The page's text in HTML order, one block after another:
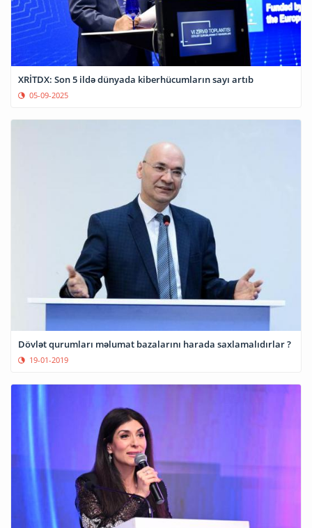
XRİTDX: Son 5 ildə dünyada kiberhücumların sayı artıb
05-09-2025
Dövlət qurumları məlumat bazalarını harada saxlamalıdırlar ?
19-01-2019